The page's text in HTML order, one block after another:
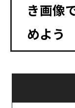
き画像
めよう